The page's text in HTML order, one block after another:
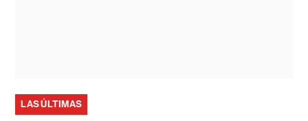
LAS ÚLTIMAS